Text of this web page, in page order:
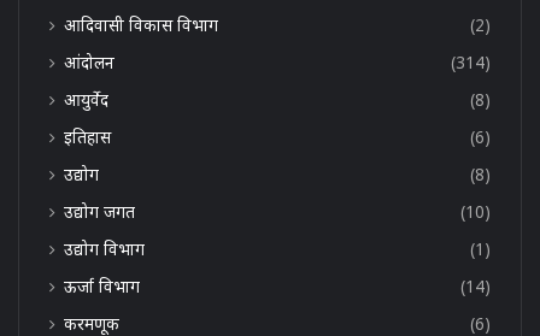
आदिवासी विकास विभाग
(2)
आंदोलन
(314)
आयुर्वेद
(8)
इतिहास
(6)
उद्योग
(8)
उद्योग जगत
(10)
उद्योग विभाग
(1)
ऊर्जा विभाग
(14)
करमणूक
(6)